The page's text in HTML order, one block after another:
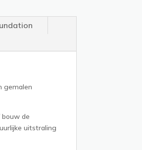
gemalen
de
uitstraling